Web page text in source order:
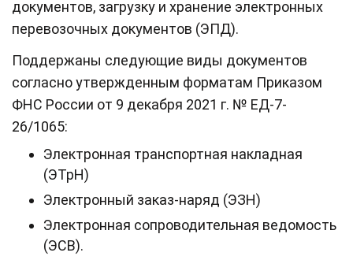
документов, загрузку и хранение электронных
перевозочных документов (ЭПД).
Поддержаны следующие виды документов
согласно утвержденным форматам Приказом
ФНС России от 9 декабря 2021 г. № ЕД-7-
26/1065:
Электронная транспортная накладная
(ЭТрН)
Электронный заказ-наряд (ЭЗН)
Электронная сопроводительная ведомость
(ЭСВ).